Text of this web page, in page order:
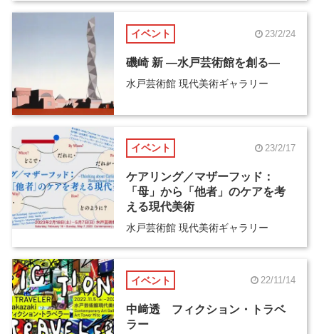
イベント 23/2/24
磯崎 新 ―水戸芸術館を創る―
水戸芸術館 現代美術ギャラリー
イベント 23/2/17
ケアリング／マザーフッド：
「母」から「他者」のケアを考
える現代美術
水戸芸術館 現代美術ギャラリー
イベント 22/11/14
中﨑透 フィクション・トラベ
ラー